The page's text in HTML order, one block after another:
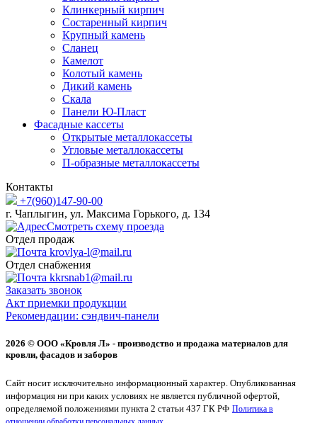
Клинкерный кирпич
Состаренный кирпич
Крупный камень
Сланец
Камелот
Колотый камень
Дикий камень
Скала
Панели Ю-Пласт
Фасадные кассеты
Открытые металлокассеты
Угловые металлокассеты
П-образные металлокассеты
Контакты
+7(960)147-90-00
г. Чаплыгин, ул. Максима Горького, д. 134
Смотреть схему проезда
Отдел продаж
krovlya-l@mail.ru
Отдел снабжения
kkrsnab1@mail.ru
Заказать звонок
Акт приемки продукции
Рекомендации: сэндвич-панели
2026 © ООО «Кровля Л» - производство и продажа материалов для
кровли, фасадов и заборов
Сайт носит исключительно информационный характер. Опубликованная
информация ни при каких условиях не является публичной офертой,
определяемой положениями пункта 2 статьи 437 ГК РФ Политика в